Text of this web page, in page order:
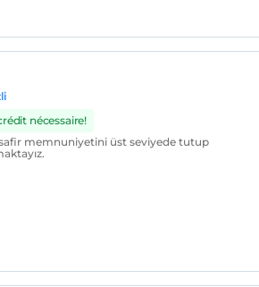
nécessaire!
memnuniyetini üst seviyede tutup